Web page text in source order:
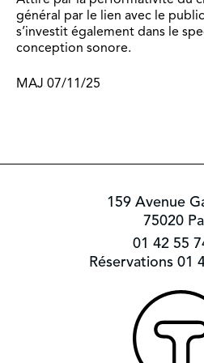
général par le lien avec le
s’investit également dans le
conception sonore.
MAJ 07/11/25
159 Avenue
75020
01 42 55
Réservations 01